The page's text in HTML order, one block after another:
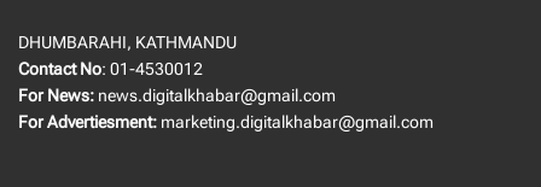
DHUMBARAHI, KATHMANDU
Contact No: 01-4530012
For News: news.digitalkhabar@gmail.com
For Advertiesment: marketing.digitalkhabar@gmail.com